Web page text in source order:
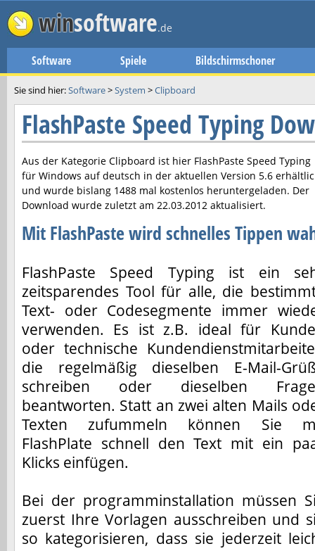
winsoftware.de
Software Spiele Bildschirmschoner
Sie sind hier:Software>System >Clipboard
FlashPaste Speed Typing
Aus der Kategorie Clipboard ist hier FlashPaste Speed Typing
für Windows auf deutsch in der aktuellen Version 5.6
und wurde bislang 1488 mal kostenlos heruntergeladen. Der
Download wurde zuletzt am 22.03.2012 aktualisiert.
Mit FlashPaste wird schnelles Tippen
FlashPaste Speed Typing ist ein
zeitsparendes Tool für alle, die
Text- oder Codesegmente immer
verwenden. Es ist z.B. ideal für
oder technische
die regelmäßig dieselben E-Mail-
schreiben oder dieselben
beantworten. Statt an zwei alten Mails
Texten zufummeln können Sie
FlashPlate schnell den Text mit ein
Klicks einfügen.
Bei der programminstallation müssen
zuerst Ihre Vorlagen ausschreiben und
so kategorisieren, dass sie jederzeit